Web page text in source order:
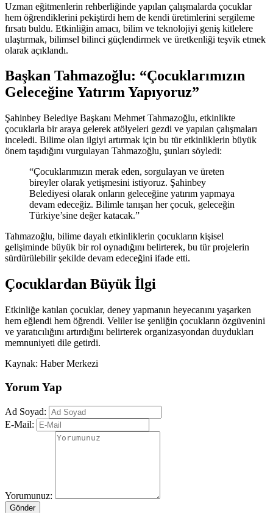
Uzman eğitmenlerin rehberliğinde yapılan çalışmalarda çocuklar
hem öğrendiklerini pekiştirdi hem de kendi üretimlerini sergileme
fırsatı buldu. Etkinliğin amacı, bilim ve teknolojiyi geniş kitlelere
ulaştırmak, bilimsel bilinci güçlendirmek ve üretkenliği teşvik etmek
olarak açıklandı.
Başkan Tahmazoğlu: “Çocuklarımızın
Geleceğine Yatırım Yapıyoruz”
Şahinbey Belediye Başkanı Mehmet Tahmazoğlu, etkinlikte
çocuklarla bir araya gelerek atölyeleri gezdi ve yapılan çalışmaları
inceledi. Bilime olan ilgiyi artırmak için bu tür etkinliklerin büyük
önem taşıdığını vurgulayan Tahmazoğlu, şunları söyledi:
“Çocuklarımızın merak eden, sorgulayan ve üreten
bireyler olarak yetişmesini istiyoruz. Şahinbey
Belediyesi olarak onların geleceğine yatırım yapmaya
devam edeceğiz. Bilimle tanışan her çocuk, geleceğin
Türkiye’sine değer katacak.”
Tahmazoğlu, bilime dayalı etkinliklerin çocukların kişisel
gelişiminde büyük bir rol oynadığını belirterek, bu tür projelerin
sürdürülebilir şekilde devam edeceğini ifade etti.
Çocuklardan Büyük İlgi
Etkinliğe katılan çocuklar, deney yapmanın heyecanını yaşarken
hem eğlendi hem öğrendi. Veliler ise şenliğin çocukların özgüvenini
ve yaratıcılığını artırdığını belirterek organizasyondan duydukları
memnuniyeti dile getirdi.
Kaynak: Haber Merkezi
Yorum Yap
Ad Soyad:
E-Mail:
Yorumunuz:
Gönder